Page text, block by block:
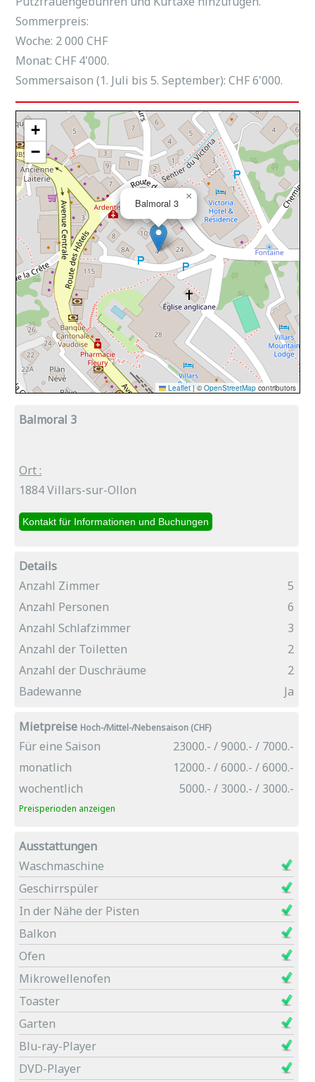
Sommerpreis:
Woche: 2 000 CHF
Monat: CHF 4'000.
Sommersaison (1. Juli bis 5. September): CHF 6'000.
Balmoral 3
Ort :
1884 Villars-sur-Ollon
Details
Anzahl Zimmer
5
Anzahl Personen
6
Anzahl Schlafzimmer
3
Anzahl der Toiletten
2
Anzahl der Duschräume
2
Badewanne
Ja
Mietpreise Hoch-/Mittel-/Nebensaison (CHF)
Für eine Saison
23000.- / 9000.- / 7000.-
monatlich
12000.- / 6000.- / 6000.-
wochentlich
5000.- / 3000.- / 3000.-
Preisperioden anzeigen
Ausstattungen
Waschmaschine
Geschirrspüler
In der Nähe der Pisten
Balkon
Ofen
Mikrowellenofen
Toaster
Garten
Blu-ray-Player
DVD-Player